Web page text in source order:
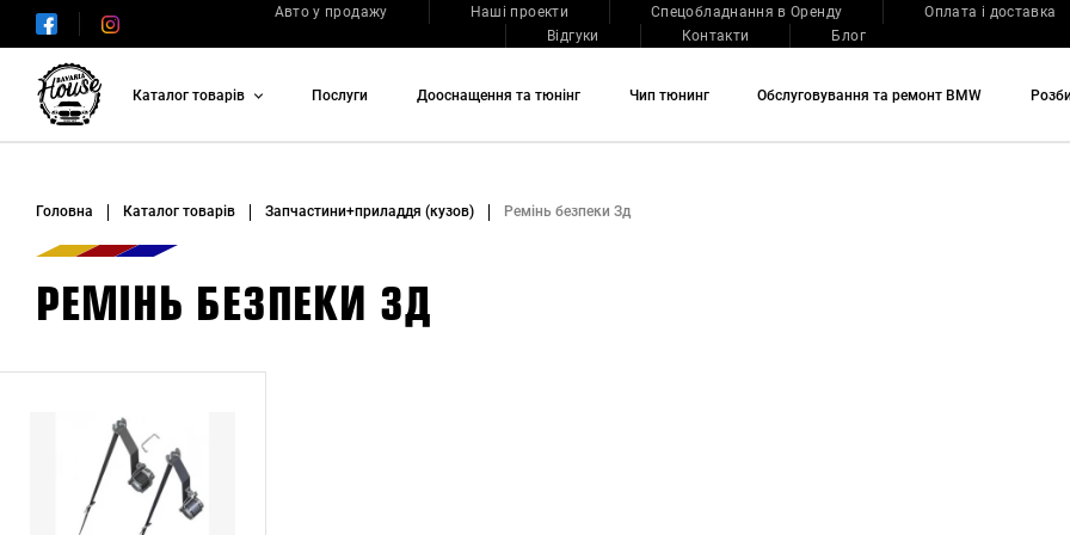
Авто у продажу Наші проекти Спецобладнання в Оренду
Оплата і доставка
Відгуки
Контакти Блог
Каталог товарів Послуги Дооснащення та тюнінг Чип тюнинг Обслуговування та ремонт BMW
Головна Каталог товарів Запчастини+приладдя (кузов) Ремінь безпеки Зд
РЕМІНЬ БЕЗПЕКИ ЗД